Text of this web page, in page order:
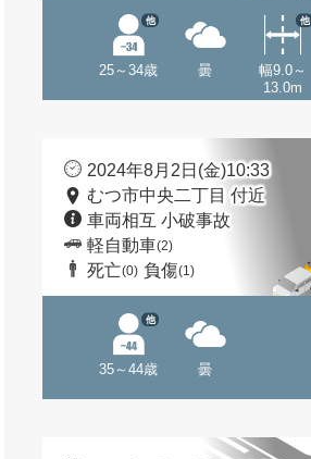
25～34歳
他
曇
幅9.0～
13.0m
他
2024年8月2日(金)10:33
むつ市中央二丁目 付近
車両相互 小破事故
軽自動車(2)
死亡(0) 負傷(1)
35～44歳
他
曇